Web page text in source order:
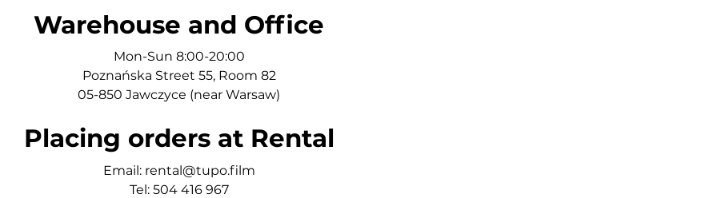
Warehouse and Office
Mon-Sun 8:00-20:00
Poznańska Street 55, Room 82
05-850 Jawczyce (near Warsaw)
Placing orders at Rental
Email: rental@tupo.film
Tel: 504 416 967